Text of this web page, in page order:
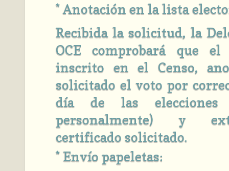
* Anotación en la lista
Recibida la solicitud, la
OCE comprobará que
inscrito en el Censo,
solicitado el voto por
día de las
personalmente) y
certificado solicitado.
* Envío papeletas: